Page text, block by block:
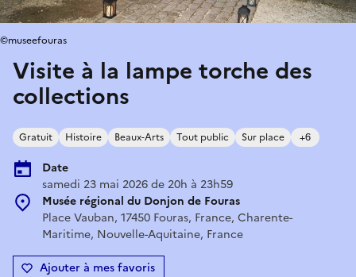
Visite à la lampe torche des
collections
Gratuit Histoire Beaux-Arts Tout public Sur place +6
Date
samedi 23 mai 2026 de 20h à 23h59
Musée régional du Donjon de Fouras
Place Vauban, 17450 Fouras, France, Charente-
Maritime, Nouvelle-Aquitaine, France
Ajouter à mes favoris
©museefouras